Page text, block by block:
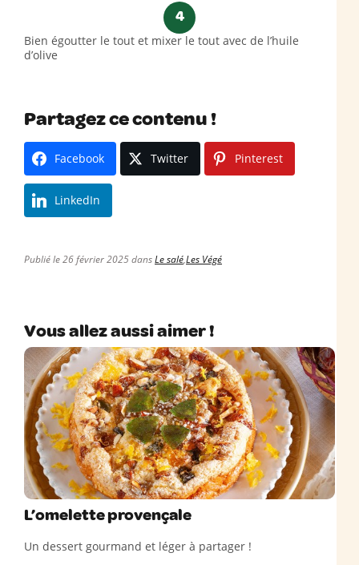
4
Bien égoutter le tout et mixer le tout avec de l’huile
d’olive
Partagez ce contenu !
Facebook Twitter Pinterest
LinkedIn
Publié le 26 février 2025 dansLe salé,Les Végé
Vous allez aussi aimer !
L’omelette provençale
Un dessert gourmand et léger à partager !